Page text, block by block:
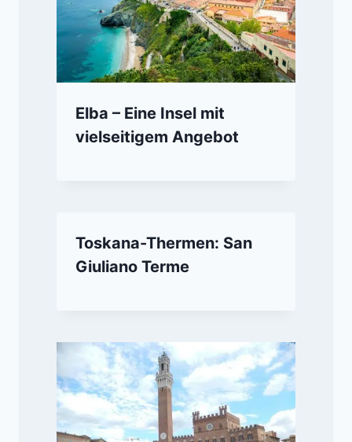
Elba – Eine Insel mit
vielseitigem Angebot
Toskana-Thermen: San
Giuliano Terme